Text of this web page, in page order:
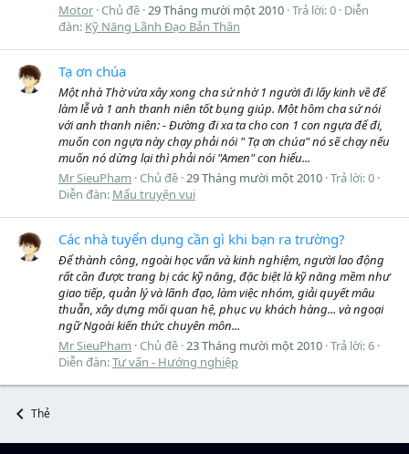
Motor Chủ đề 29 Tháng mười một 2010 Trả lời: 0 Diễn
đàn: Kỹ Năng Lãnh Đạo Bản Thân
Tạ ơn chúa
Một nhà Thờ vừa xây xong cha sứ nhờ 1 người đi lấy kinh về để
làm lễ và 1 anh thanh niên tốt bụng giúp. Một hôm cha sứ nói
với anh thanh niên: - Đường đi xa ta cho con 1 con ngựa để đi,
muốn con ngựa này chạy phải nói " Tạ ơn chúa" nó sẽ chạy nếu
muốn nó dừng lại thì phải nói "Amen" con hiểu...
Mr SieuPham Chủ đề 29 Tháng mười một 2010 Trả lời: 0
Diễn đàn: Mẩu truyện vui
Các nhà tuyển dụng cần gì khi bạn ra trường?
Để thành công, ngoài học vấn và kinh nghiệm, người lao động
rất cần được trang bị các kỹ năng, đặc biệt là kỹ năng mềm như
giao tiếp, quản lý và lãnh đạo, làm việc nhóm, giải quyết mâu
thuẫn, xây dựng mối quan hệ, phục vụ khách hàng... và ngoại
ngữ Ngoài kiến thức chuyên môn...
Mr SieuPham Chủ đề 23 Tháng mười một 2010 Trả lời: 6
Diễn đàn:Tư vấn - Hướng nghiệp
Thẻ